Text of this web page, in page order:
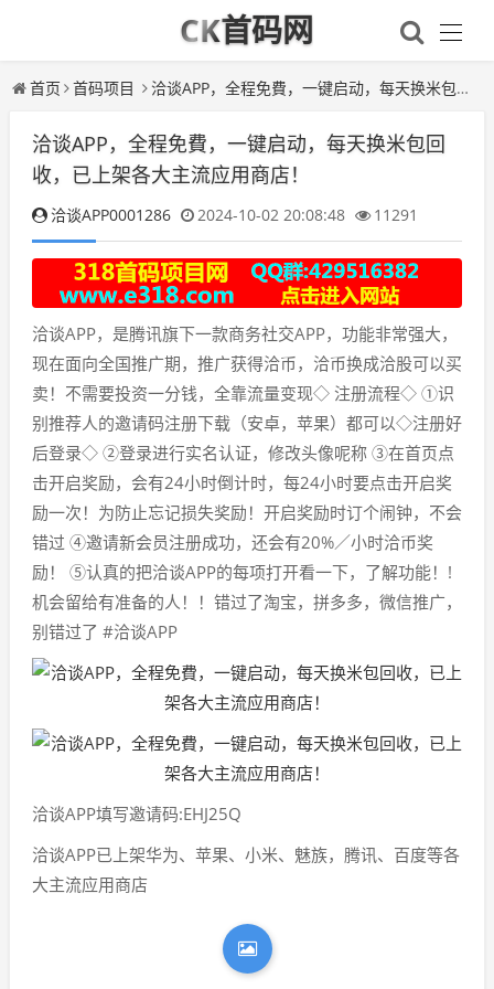
CK首码网
首页 首码项目 洽谈APP，全程免費，一键启动，每天换米包回收，已上架各大主流应用商店！
洽谈APP，全程免費，一键启动，每天换米包回
收，已上架各大主流应用商店！
洽谈APP0001286 2024-10-02 20:08:48 11291
洽谈APP，是腾讯旗下一款商务社交APP，功能非常强大，
现在面向全国推广期，推广获得洽币，洽币换成洽股可以买
卖！不需要投资一分钱，全靠流量变现◇ 注册流程◇ ①识
别推荐人的邀请码注册下载（安卓，苹果）都可以◇注册好
后登录◇ ②登录进行实名认证，修改头像呢称 ③在首页点
击开启奖励，会有24小时倒计时，每24小时要点击开启奖
励一次！为防止忘记损失奖励！开启奖励时订个闹钟，不会
错过 ④邀请新会员注册成功，还会有20%／小时洽币奖
励！ ⑤认真的把洽谈APP的每项打开看一下，了解功能！!
机会留给有准备的人！！错过了淘宝，拼多多，微信推广，
别错过了 #洽谈APP
洽谈APP填写邀请码:EHJ25Q
洽谈APP已上架华为、苹果、小米、魅族，腾讯、百度等各
大主流应用商店